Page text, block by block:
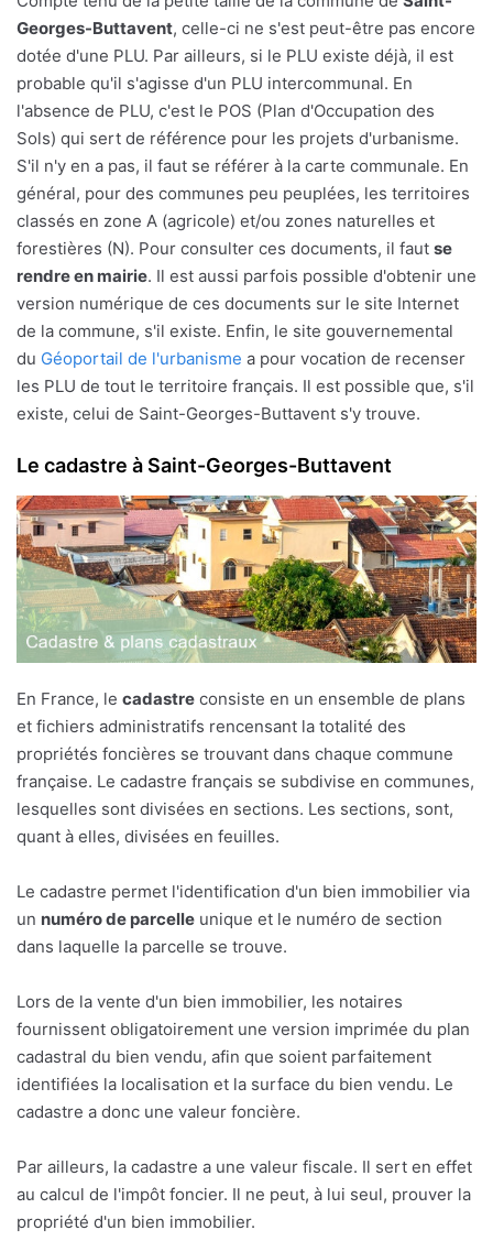
Georges-Buttavent, celle-ci ne s'est peut-être pas encore
dotée d'une PLU. Par ailleurs, si le PLU existe déjà, il est
probable qu'il s'agisse d'un PLU intercommunal. En
l'absence de PLU, c'est le POS (Plan d'Occupation des
Sols) qui sert de référence pour les projets d'urbanisme.
S'il n'y en a pas, il faut se référer à la carte communale. En
général, pour des communes peu peuplées, les territoires
classés en zone A (agricole) et/ou zones naturelles et
forestières (N). Pour consulter ces documents, il faut se
rendre en mairie. Il est aussi parfois possible d'obtenir une
version numérique de ces documents sur le site Internet
de la commune, s'il existe. Enfin, le site gouvernemental
du Géoportail de l'urbanisme a pour vocation de recenser
les PLU de tout le territoire français. Il est possible que, s'il
existe, celui de Saint-Georges-Buttavent s'y trouve.
Le cadastre à Saint-Georges-Buttavent
En France, le cadastre consiste en un ensemble de plans
et fichiers administratifs rencensant la totalité des
propriétés foncières se trouvant dans chaque commune
française. Le cadastre français se subdivise en communes,
lesquelles sont divisées en sections. Les sections, sont,
quant à elles, divisées en feuilles.
Le cadastre permet l'identification d'un bien immobilier via
un numéro de parcelle unique et le numéro de section
dans laquelle la parcelle se trouve.
Lors de la vente d'un bien immobilier, les notaires
fournissent obligatoirement une version imprimée du plan
cadastral du bien vendu, afin que soient parfaitement
identifiées la localisation et la surface du bien vendu. Le
cadastre a donc une valeur foncière.
Par ailleurs, la cadastre a une valeur fiscale. Il sert en effet
au calcul de l'impôt foncier. Il ne peut, à lui seul, prouver la
propriété d'un bien immobilier.